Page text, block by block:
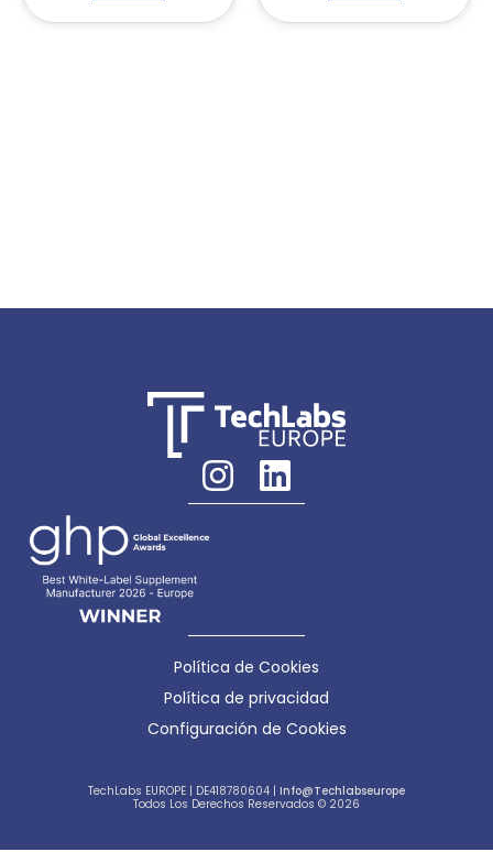
Política de Cookies
Política de privacidad
Configuración de Cookies
TechLabs EUROPE | DE418780604 | Info@techlabseurope
Todos Los Derechos Reservados © 2026